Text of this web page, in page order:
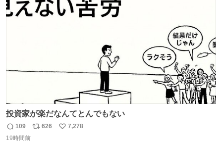
ト
数
数
投資家が楽だなんてとんでもない
返
信
109
リ
626
い
7,278
19時間前